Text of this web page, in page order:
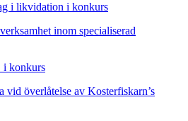
i likvidation i konkurs
inom specialiserad
i konkurs
vid överlåtelse av Kosterfiskarn’s